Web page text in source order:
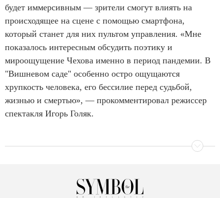
будет иммерсивным — зрители смогут влиять на
происходящее на сцене с помощью смартфона,
который станет для них пультом управления. «Мне
показалось интересным обсудить поэтику и
мироощущение Чехова именно в период пандемии. В
"Вишневом саде" особенно остро ощущаются
хрупкость человека, его бессилие перед судьбой,
жизнью и смертью», — прокомментировал режиссер
спектакля Игорь Голяк.